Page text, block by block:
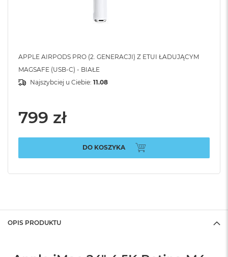
APPLE AIRPODS PRO (2. GENERACJI) Z ETUI ŁADUJĄCYM
MAGSAFE (USB-C) - BIAŁE
Najszybciej u Ciebie: 11.08
799 zł
DO KOSZYKA
OPIS PRODUKTU